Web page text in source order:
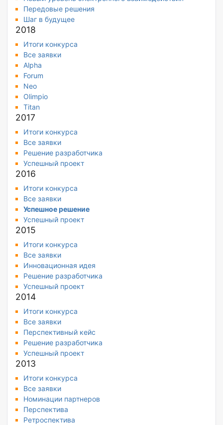
Передовые решения
Шаг в будущее
2018
Итоги конкурса
Все заявки
Alpha
Forum
Neo
Olimpio
Titan
2017
Итоги конкурса
Все заявки
Решение разработчика
Успешный проект
2016
Итоги конкурса
Все заявки
Успешное решение
Успешный проект
2015
Итоги конкурса
Все заявки
Инновационная идея
Решение разработчика
Успешный проект
2014
Итоги конкурса
Все заявки
Перспективный кейс
Решение разработчика
Успешный проект
2013
Итоги конкурса
Все заявки
Номинации партнеров
Перспектива
Ретроспектива